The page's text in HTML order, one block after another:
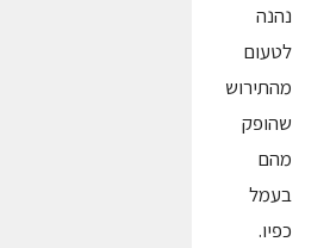
נהנה
לטעום
מהתירוש
שהופק
מהם
בעמל
כפיו.